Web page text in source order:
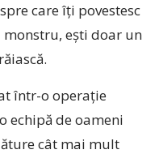
care îţi povestesc
monstru, eşti doar un
într-o operaţie
echipă de oameni
cât mai mult